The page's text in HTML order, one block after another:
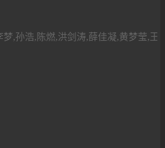
梦,孙浩,陈燃,洪剑涛,薛佳凝,黄梦莹,